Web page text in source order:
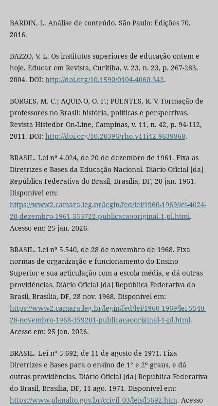
BARDIN, L. Análise de conteúdo. São Paulo: Edições 70,
2016.
BAZZO, V. L. Os institutos superiores de educação ontem e
hoje. Educar em Revista, Curitiba, v. 23, n. 23, p. 267-283,
2004. DOI: http://doi.org/10.1590/0104-4060.342.
BORGES, M. C.; AQUINO, O. F.; PUENTES, R. V. Formação de
professores no Brasil: história, políticas e perspectivas.
Revista Histedbr On-Line, Campinas, v. 11, n. 42, p. 94-112,
2011. DOI: http://doi.org/10.20396/rho.v11i42.8639868.
BRASIL. Lei nº 4.024, de 20 de dezembro de 1961. Fixa as
Diretrizes e Bases da Educação Nacional. Diário Oficial [da]
República Federativa do Brasil, Brasília, DF, 20 jan. 1961.
Disponível em:
https://www2.camara.leg.br/legin/fed/lei/1960-1969/lei-4024-
20-dezembro-1961-353722-publicacaooriginal-1-pl.html.
Acesso em: 25 jan. 2026.
BRASIL. Lei nº 5.540, de 28 de novembro de 1968. Fixa
normas de organização e funcionamento do Ensino
Superior e sua articulação com a escola média, e dá outras
providências. Diário Oficial [da] República Federativa do
Brasil, Brasília, DF, 28 nov. 1968. Disponível em:
https://www2.camara.leg.br/legin/fed/lei/1960-1969/lei-5540-
28-novembro-1968-359201-publicacaooriginal-1-pl.html.
Acesso em: 25 jan. 2026.
BRASIL. Lei nº 5.692, de 11 de agosto de 1971. Fixa
Diretrizes e Bases para o ensino de 1° e 2º graus, e dá
outras providências. Diário Oficial [da] República Federativa
do Brasil, Brasília, DF, 11 ago. 1971. Disponível em:
https://www.planalto.gov.br/ccivil_03/leis/l5692.htm. Acesso